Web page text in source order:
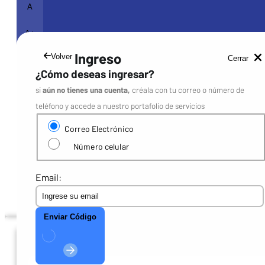
A
A+
Disminuye el tamaño del texto
Devuelve el texto al tamaño normal
Aumenta el tamaño del texto
Habilita el audio para usuarios con alguna limitación
Cerrar
Volver Cerrar
Ingreso
¿Cómo deseas ingresar?
siaún no tienes una cuenta, créala con tu correo o número de
teléfono y accede a nuestro portafolio de servicios
Correo Electrónico
Número celular
Email:
Enviar Código
Ayuda de accesibilidad